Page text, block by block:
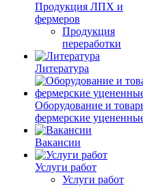
Продукция ЛПХ и
фермеров
Продукция
переработки
Литература
Оборудование и
фермерские
Вакансии
Услуги работ
Услуги работ